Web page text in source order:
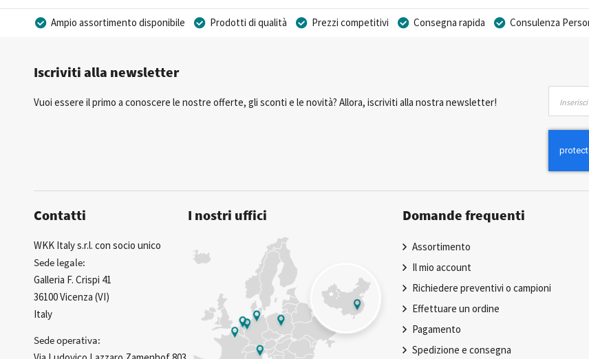
Ampio assortimento disponibile Prodotti di qualità Prezzi competitivi Consegna rapida Consulenza
Iscriviti alla newsletter
Vuoi essere il primo a conoscere le nostre offerte, gli sconti e le novità? Allora, iscriviti alla nostra newsletter!
nostra
Contatti
WKK Italy s.r.l. con socio unico
Sede legale:
Galleria F. Crispi 41
36100 Vicenza (VI)
Italy
Sede operativa:
I nostri uffici Domande frequenti
Assortimento
Il mio account
Richiedere preventivi o campioni
Effettuare un ordine
Pagamento
Spedizione e consegna